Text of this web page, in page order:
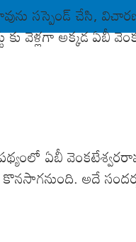
చేసి,
కు వెళ్లగా అక్కడ ఏబీ
వెంకటేశ్వరరావు పై
అదే